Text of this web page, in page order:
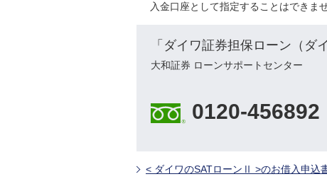
入金口座として指定することはできませ
「ダイワ証券担保ローン（
大和証券 ローンサポートセンター
0120-456892
< ダイワのSATローンⅡ >のお借入申込